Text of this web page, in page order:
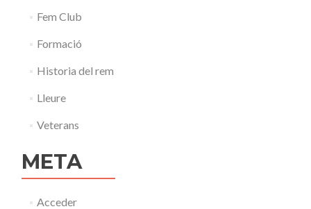
Fem Club
Formació
Historia del rem
Lleure
Veterans
META
Acceder